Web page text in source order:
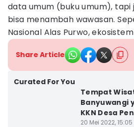
data umum (buku umum), tapi
bisa menambah wawasan.
Nasional Alas Purwo,
Share Article
Curated For You
Tempat
Banyuwangi
KKN Desa
20 Mei 2022, 15:05